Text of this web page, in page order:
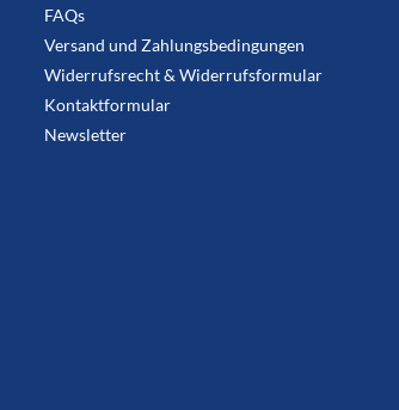
FAQs
Versand und Zahlungsbedingungen
Widerrufsrecht & Widerrufsformular
Kontaktformular
Newsletter